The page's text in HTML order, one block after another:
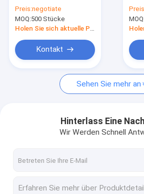
treten Sie mit uns in Verbindung
Nachrichten
Fordern Sie ein Zitat
Hvac-Geruch-Diffusor-Maschine
Aroma-Geruch-Maschine
Küche
Preis:negotiate
MOQ:500 Stücke
Holen Sie sich aktuelle Preis
Kontakt
Sehen Sie mehr an
Hinterlass Eine
Wir Werden Schnell